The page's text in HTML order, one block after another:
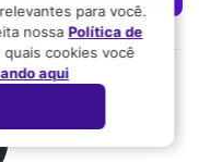
para você.
nossaPolítica de
cookies você
aqui